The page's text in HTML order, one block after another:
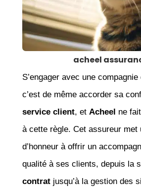
acheel
S’engager avec une compagnie
c’est de même accorder sa
service client, et Acheel ne
à cette règle. Cet assureur met
d’honneur à offrir un
qualité à ses clients, depuis la
contratjusqu’à la gestion des